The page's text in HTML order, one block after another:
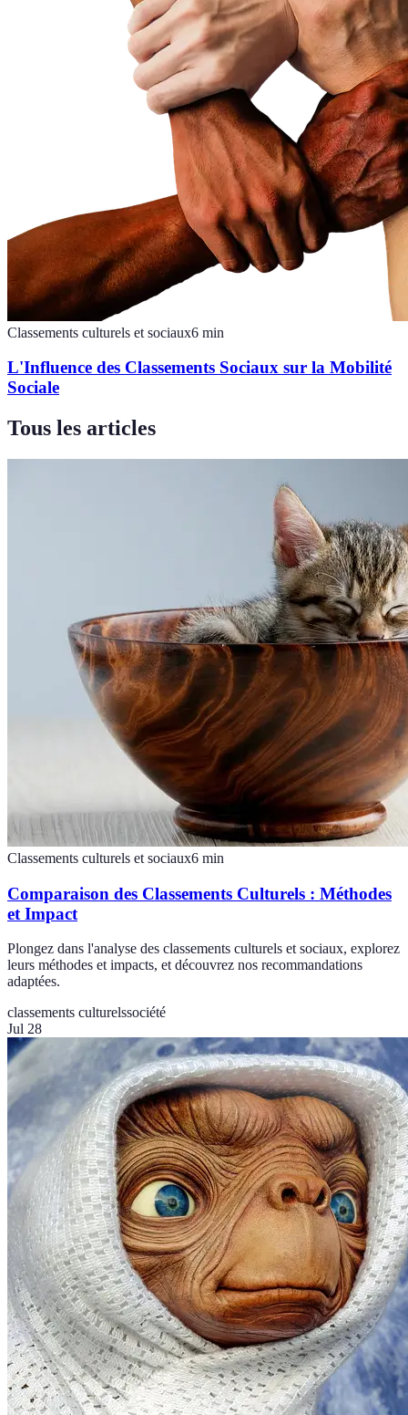
Classements culturels et sociaux6 min
L'Influence des Classements Sociaux sur la Mobilité
Sociale
Tous les articles
Classements culturels et sociaux6 min
Comparaison des Classements Culturels : Méthodes
et Impact
Plongez dans l'analyse des classements culturels et sociaux, explorez
leurs méthodes et impacts, et découvrez nos recommandations
adaptées.
classements culturelssociété
Jul 28